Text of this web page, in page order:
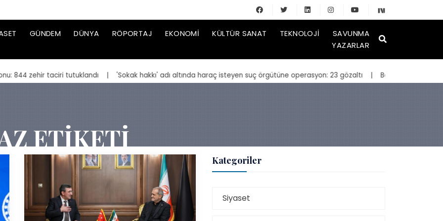
GÜNDEM DÜNYA RÖPORTAJ EKONOMI KÜLTÜR SANAT TEKNOLOJI
SAVUNMA
YAZARLAR
taciri tutuklandı | 'Sokak hakkı' adı altında haraç isteyen suç örgütüne operasyon: 23 gözaltı | Bakan Kurum, yeniden inşa edilen
ETIKETI
Kategoriler
Siyaset